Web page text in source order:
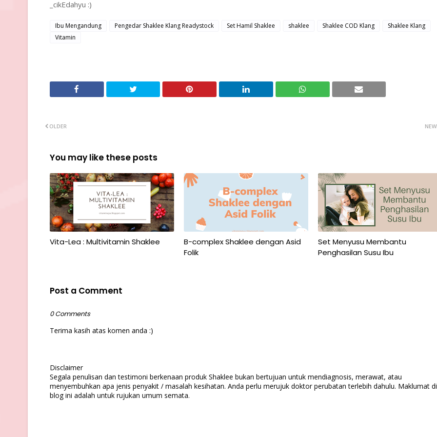
_cikEdahyu :)
Ibu Mengandung Pengedar Shaklee Klang Readystock Set Hamil Shaklee shaklee Shaklee COD Klang
Shaklee Klang
Vitamin
OLDER
You may like these posts
Vita-Lea : Multivitamin Shaklee
B-complex Shaklee dengan Asid
Folik
Set Menyusu Membantu
Penghasilan Susu Ibu
Post a Comment
0 Comments
Terima kasih atas komen anda :)
Disclaimer
Segala penulisan dan testimoni berkenaan produk Shaklee bukan bertujuan untuk mendiagnosis, merawat, atau
menyembuhkan apa jenis penyakit / masalah kesihatan. Anda perlu merujuk doktor perubatan terlebih dahulu. Maklumat di
blog ini adalah untuk rujukan umum semata.